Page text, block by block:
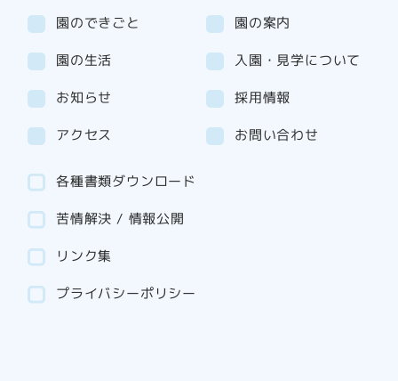
園のできごと 園の案内
園の生活 入園・見学について
お知らせ
採用情報
アクセス
お問い合わせ
各種書類ダウンロード
苦情解決 / 情報公開
リンク集
プライバシーポリシー